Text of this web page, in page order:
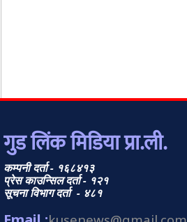
गुड लिंक मिडिया प्रा.ली.
कम्पनी दर्ता - १६८४१३
प्रेस काउन्सिल दर्ता - १२१
सूचना विभाग दर्ता - ४८१